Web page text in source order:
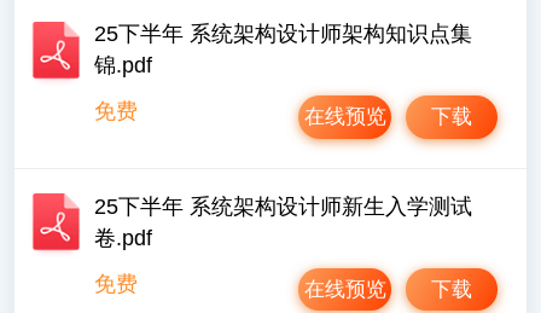
25下半年 系统架构设计师架构知识点集
锦.pdf
免费
下载
在线预览
25下半年 系统架构设计师新生入学测试
卷.pdf
免费
下载
在线预览